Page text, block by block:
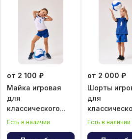
от 2 100 ₽
Майка игровая
для
классического
волейбола для
Есть в наличии
от 2 000 ₽
Шорты
для
волейбола
Есть в наличии